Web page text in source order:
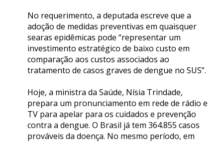
No requerimento, a deputada escreve que a
adoção de medidas preventivas em quaisquer
searas epidêmicas pode “representar um
investimento estratégico de baixo custo em
comparação aos custos associados ao
tratamento de casos graves de dengue no SUS”.
Hoje, a ministra da Saúde, Nísia Trindade,
prepara um pronunciamento em rede de rádio e
TV para apelar para os cuidados e prevenção
contra a dengue. O Brasil já tem 364.855 casos
prováveis da doença. No mesmo período, em